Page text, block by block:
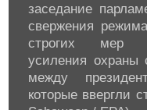
заседание
свержения
строгих мер
усиления охраны
между
которые ввергли